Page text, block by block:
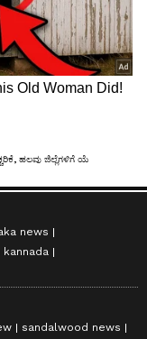
news
kannada
sandalwood news